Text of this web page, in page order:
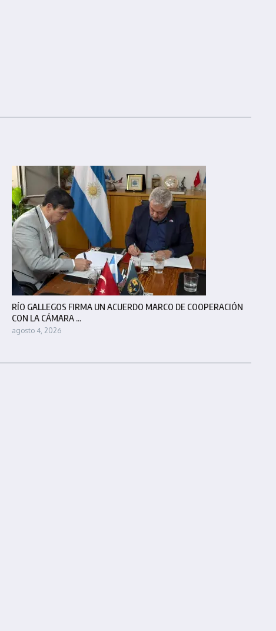
RÍO GALLEGOS FIRMA UN ACUERDO MARCO DE COOPERACIÓN
CON LA CÁMARA ...
agosto 4, 2026